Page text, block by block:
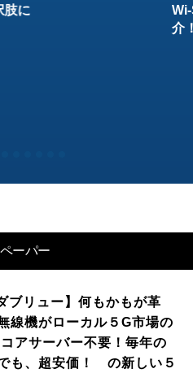
肢に
介
ーパー
ブリュー】何もかもが革
線機がローカル５G市場の
アサーバー不要！毎年の
も、超安価！ の新しい５